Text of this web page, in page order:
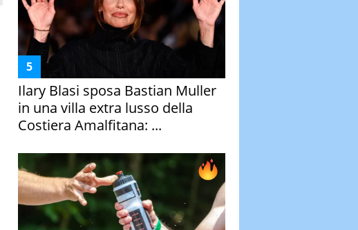
Ilary Blasi sposa Bastian Muller
in una villa extra lusso della
Costiera Amalfitana: ...